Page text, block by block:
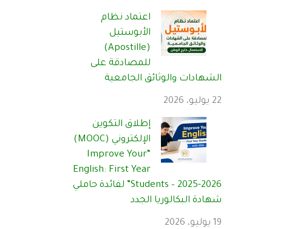
اعتماد نظام
الأبوستيل
(Apostille)
للمصادقة على
الشهادات والوثائق الجامعية
22 يوليو، 2026
إطلاق التكوين
الإلكتروني (MOOC)
“Improve Your
English: First Year
Students – 2025-2026” لفائدة حاملي
شهادة البكالوريا الجدد
19 يوليو، 2026